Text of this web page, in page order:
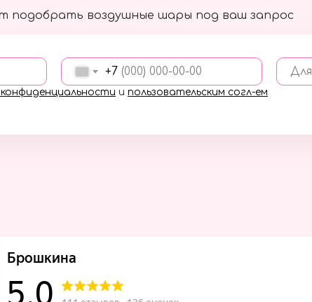
подобрать воздушные шары под ваш запрос
+7
и пользовательским согл-ем